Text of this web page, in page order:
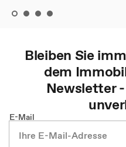
Bleiben Sie
dem
Newsletter
E-Mail